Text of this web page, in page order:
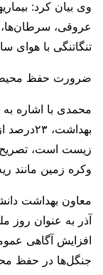
وی بیان کرد:
عروقی، سرطان‌ها،
تنگاتنگی با هوای
ضرورت حفظ
محمدی با اشاره
زیست است،
وکره زمین مانند
آذر به عنوان روز
افزایش آگاهی
جنگل‌ها در حفظ